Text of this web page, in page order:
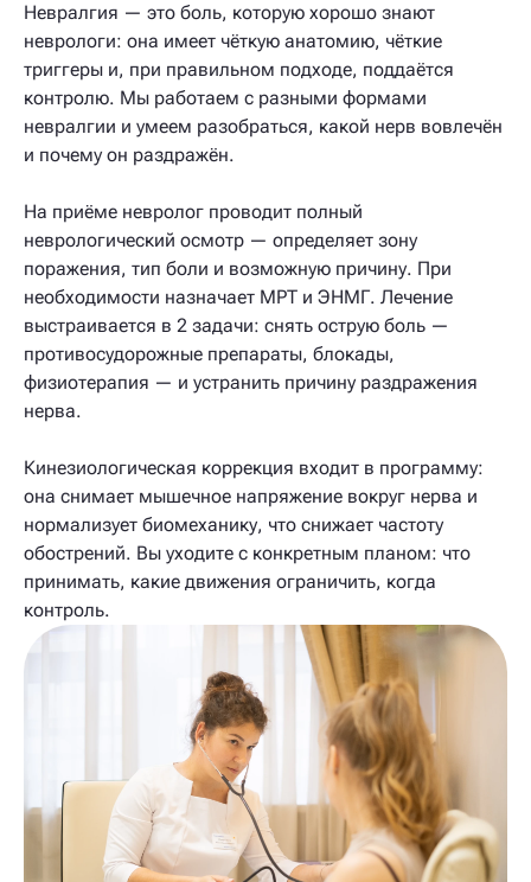
Невралгия — это боль, которую хорошо знают
неврологи: она имеет чёткую анатомию, чёткие
триггеры и, при правильном подходе, поддаётся
контролю. Мы работаем с разными формами
невралгии и умеем разобраться, какой нерв вовлечён
и почему он раздражён.
На приёме невролог проводит полный
неврологический осмотр — определяет зону
поражения, тип боли и возможную причину. При
необходимости назначает МРТ и ЭНМГ. Лечение
выстраивается в 2 задачи: снять острую боль —
противосудорожные препараты, блокады,
физиотерапия — и устранить причину раздражения
нерва.
Кинезиологическая коррекция входит в программу:
она снимает мышечное напряжение вокруг нерва и
нормализует биомеханику, что снижает частоту
обострений. Вы уходите с конкретным планом: что
принимать, какие движения ограничить, когда
контроль.